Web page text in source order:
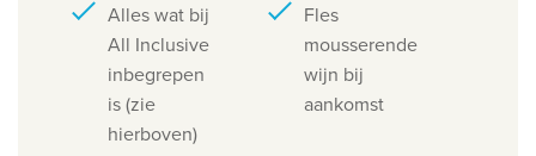
Alles wat bij
All Inclusive
inbegrepen
is (zie
hierboven)
Fles
mousserende
wijn bij
aankomst